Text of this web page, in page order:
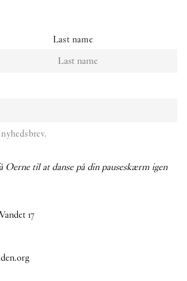
Last name
til at danse på din pauseskærm igen
17